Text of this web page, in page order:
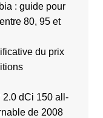
: guide pour
80, 95 et
du prix
2.0 dCi 150 all-
de 2008